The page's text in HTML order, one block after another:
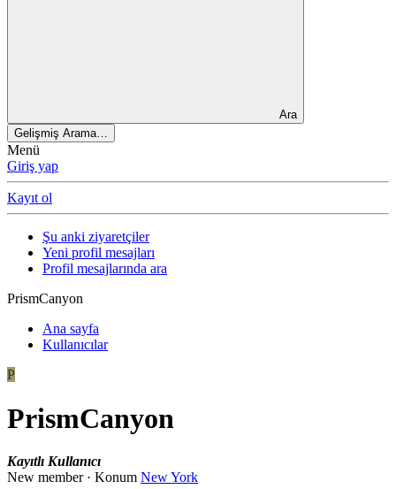
Ara
Gelişmiş Arama…
Menü
Giriş yap
Kayıt ol
Şu anki ziyaretçiler
Yeni profil mesajları
Profil mesajlarında ara
PrismCanyon
Ana sayfa
Kullanıcılar
P
PrismCanyon
Kayıtlı Kullanıcı
New member · Konum New York